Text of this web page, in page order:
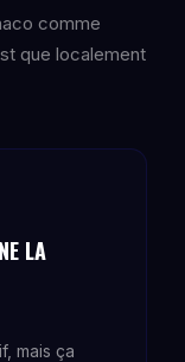
comme
que localement
LA
mais ça